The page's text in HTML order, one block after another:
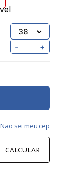
- +
CALCULAR
Não sei meu cep